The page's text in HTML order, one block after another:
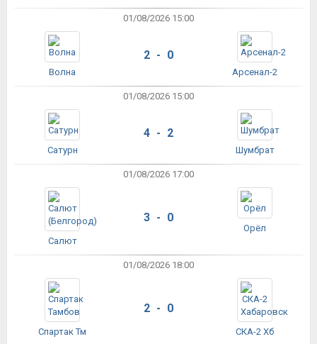
01/08/2026 15:00
Волна
2 - 0
Арсенал-2
01/08/2026 15:00
Сатурн
4 - 2
Шумбрат
01/08/2026 17:00
Салют
3 - 0
Орёл
01/08/2026 18:00
Спартак Тм
2 - 0
СКА-2 Хб